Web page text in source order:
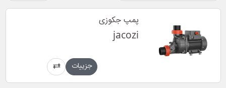
پمپ جکوزی
jacozi
جزییات